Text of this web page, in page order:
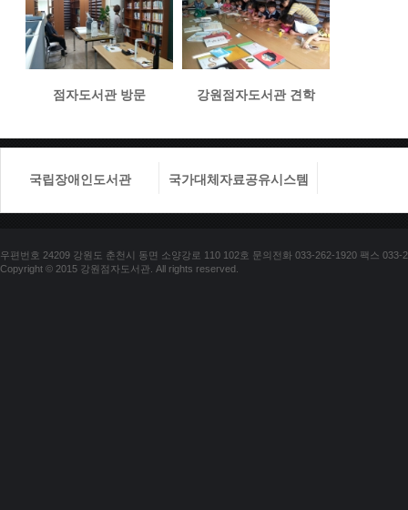
점자도서관 방문 강원점자도서관 견학
국립장애인도서관 국가대체자료공유시스템
우편번호 24209 강원도 춘천시 동면 소양강로 110 102호 문의전화 033-262-1920 팩스 033-
Copyright © 2015 강원점자도서관. All rights reserved.